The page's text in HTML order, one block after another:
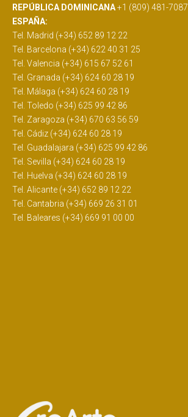
REPÚBLICA DOMINICANA+1 (809) 481-7087
ESPAÑA:
Tel. Madrid (+34) 652 89 12 22
Tel. Barcelona (+34) 622 40 31 25
Tel. Valencia (+34) 615 67 52 61
Tel. Granada (+34) 624 60 28 19
Tel. Málaga (+34) 624 60 28 19
Tel. Toledo (+34) 625 99 42 86
Tel. Zaragoza (+34) 670 63 56 59
Tel. Cádiz (+34) 624 60 28 19
Tel. Guadalajara (+34) 625 99 42 86
Tel. Sevilla (+34) 624 60 28 19
Tel. Huelva (+34) 624 60 28 19
Tel. Alicante (+34) 652 89 12 22
Tel. Cantabria (+34) 669 26 31 01
Tel. Baleares (+34) 669 91 00 00